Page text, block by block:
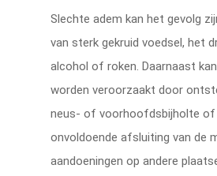
Slechte adem kan het gevolg
van sterk gekruid voedsel, het
alcohol of roken. Daarnaast
worden veroorzaakt door
neus- of voorhoofdsbijholte of
onvoldoende afsluiting van de
aandoeningen op andere